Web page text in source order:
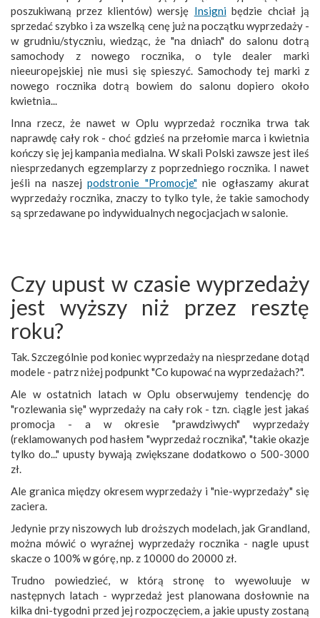
poszukiwaną przez klientów) wersję Insignibędzie chciał ją
sprzedać szybko i za wszelką cenę już na początku wyprzedaży -
w grudniu/styczniu, wiedząc, że "na dniach" do salonu dotrą
samochody z nowego rocznika, o tyle dealer marki
nieeuropejskiej nie musi się spieszyć. Samochody tej marki z
nowego rocznika dotrą bowiem do salonu dopiero około
kwietnia...
Inna rzecz, że nawet w Oplu wyprzedaż rocznika trwa tak
naprawdę cały rok - choć gdzieś na przełomie marca i kwietnia
kończy się jej kampania medialna. W skali Polski zawsze jest ileś
niesprzedanych egzemplarzy z poprzedniego rocznika. I nawet
jeśli na naszejpodstronie "Promocje"nie ogłaszamy akurat
wyprzedaży rocznika, znaczy to tylko tyle, że takie samochody
są sprzedawane po indywidualnych negocjacjach w salonie.
Czy upust w czasie wyprzedaży
jest wyższy niż przez resztę
roku?
Tak. Szczególnie pod koniec wyprzedaży na niesprzedane dotąd
modele - patrz niżej podpunkt "Co kupować na wyprzedażach?".
Ale w ostatnich latach w Oplu obserwujemy tendencję do
"rozlewania się" wyprzedaży na cały rok - tzn. ciągle jest jakaś
promocja - a w okresie "prawdziwych" wyprzedaży
(reklamowanych pod hasłem "wyprzedaż rocznika", "takie okazje
tylko do..." upusty bywają zwiększane dodatkowo o 500-3000
zł.
Ale granica między okresem wyprzedaży i "nie-wyprzedaży" się
zaciera.
Jedynie przy niszowych lub droższych modelach, jak Grandland,
można mówić o wyraźnej wyprzedaży rocznika - nagle upust
skacze o 100% w górę, np. z 10000 do 20000 zł.
Trudno powiedzieć, w którą stronę to wyewoluuje w
następnych latach - wyprzedaż jest planowana dosłownie na
kilka dni-tygodni przed jej rozpoczęciem, a jakie upusty zostaną